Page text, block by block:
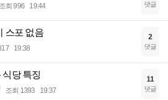
조회 996 19:44 댓글
스포 없음
19:38
2
댓글
식당 특징
조회 1393 19:37
11
댓글